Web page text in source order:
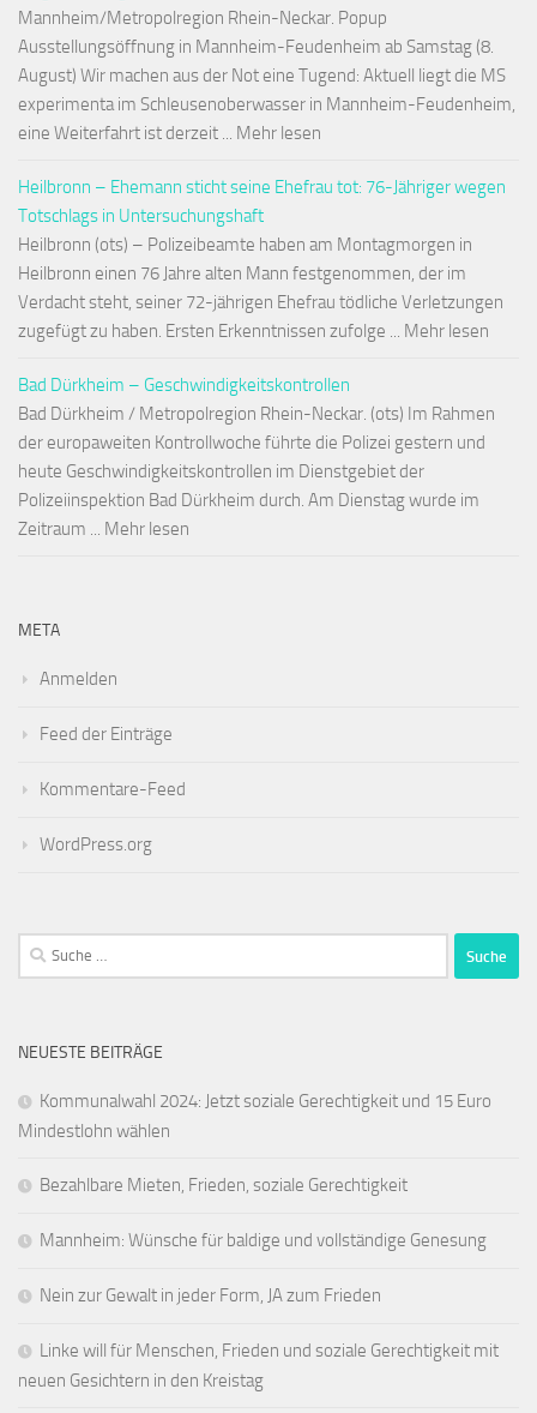
Mannheim/Metropolregion Rhein-Neckar. Popup
Ausstellungsöffnung in Mannheim-Feudenheim ab Samstag (8.
August) Wir machen aus der Not eine Tugend: Aktuell liegt die MS
experimenta im Schleusenoberwasser in Mannheim-Feudenheim,
eine Weiterfahrt ist derzeit ... Mehr lesen
Heilbronn – Ehemann sticht seine Ehefrau tot: 76-Jähriger wegen
Totschlags in Untersuchungshaft
Heilbronn (ots) – Polizeibeamte haben am Montagmorgen in
Heilbronn einen 76 Jahre alten Mann festgenommen, der im
Verdacht steht, seiner 72-jährigen Ehefrau tödliche Verletzungen
zugefügt zu haben. Ersten Erkenntnissen zufolge ... Mehr lesen
Bad Dürkheim – Geschwindigkeitskontrollen
Bad Dürkheim / Metropolregion Rhein-Neckar. (ots) Im Rahmen
der europaweiten Kontrollwoche führte die Polizei gestern und
heute Geschwindigkeitskontrollen im Dienstgebiet der
Polizeiinspektion Bad Dürkheim durch. Am Dienstag wurde im
Zeitraum ... Mehr lesen
META
Anmelden
Feed der Einträge
Kommentare-Feed
WordPress.org
Suche
nach:
NEUESTE BEITRÄGE
Kommunalwahl 2024: Jetzt soziale Gerechtigkeit und 15 Euro
Mindestlohn wählen
Bezahlbare Mieten, Frieden, soziale Gerechtigkeit
Mannheim: Wünsche für baldige und vollständige Genesung
Nein zur Gewalt in jeder Form, JA zum Frieden
Linke will für Menschen, Frieden und soziale Gerechtigkeit mit
neuen Gesichtern in den Kreistag